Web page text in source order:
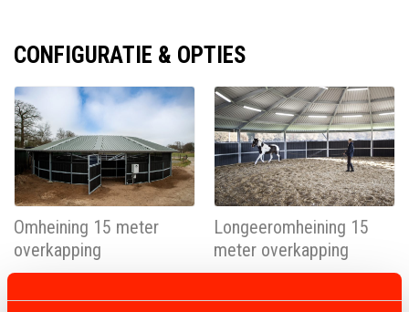
CONFIGURATIE & OPTIES
Omheining 15 meter
overkapping
Longeeromheining 15
meter overkapping